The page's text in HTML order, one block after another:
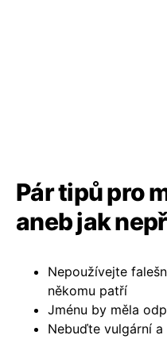
Pár tipů pro
aneb jak
Nepoužívejte
někomu patří
Jménu by měla
Nebuďte vulgární a